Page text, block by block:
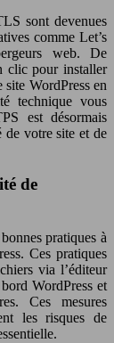
sont devenues
comme Let’s
web. De
clic pour installer
WordPress en
technique vous
est désormais
de votre site et de
de
pratiques à
Ces pratiques
via l’éditeur
WordPress et
Ces mesures
les risques de